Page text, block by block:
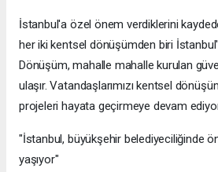
İstanbul'a özel önem verdiklerini
her iki kentsel dönüşümden biri
Dönüşüm, mahalle mahalle kurulan
ulaşır. Vatandaşlarımızı kentsel
projeleri hayata geçirmeye devam
"İstanbul, büyükşehir belediyeciliğinde
yaşıyor"